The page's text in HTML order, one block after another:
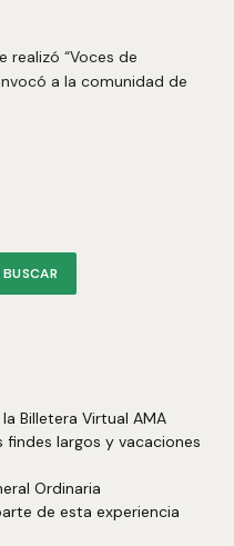
realizó “Voces de
a la comunidad de
BUSCAR
Billetera Virtual AMA
largos y vacaciones
Ordinaria
de esta experiencia